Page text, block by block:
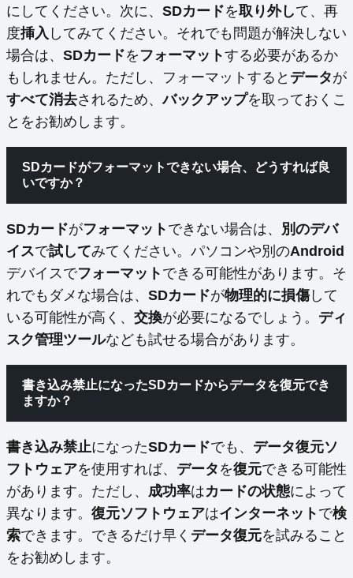
にしてください。次に、 SDカードを取り外して、再
度挿入 してみてください。それでも問題が解決しない
場合は、 SDカードを フォーマットする必要があるか
もしれません。ただし、フォーマットすると データが
すべて消去されるため、バックアップを取っておくこ
とをお勧めします。
SDカードがフォーマットできない場合、どうすれば良
いですか？
SDカードがフォーマット できない場合は、 別のデバ
イスで試してみてください。パソコンや別のAndroid
デバイスでフォーマット できる可能性があります。そ
れでもダメな場合は、 SDカードが物理的に損傷して
いる可能性が高く、 交換が必要になるでしょう。 ディ
スク管理ツールなども試せる場合があります。
書き込み禁止になったSDカードからデータを復元でき
ますか？
書き込み禁止になったSDカードでも、 データ復元ソ
フトウェアを使用すれば、 データ を復元できる可能性
があります。ただし、 成功率はカードの状態によって
異なります。 復元ソフトウェアはインターネット で検
索できます。できるだけ早く データ復元を試みること
をお勧めします。